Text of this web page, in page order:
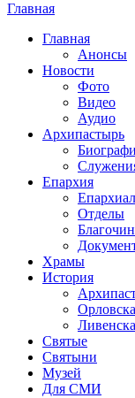
Вы здесь
Главная
Главная
Анонсы
Новости
Фото
Видео
Аудио
Архипастырь
Епархия
Отделы
Храмы
История
Святые
Святыни
Музей
Для СМИ